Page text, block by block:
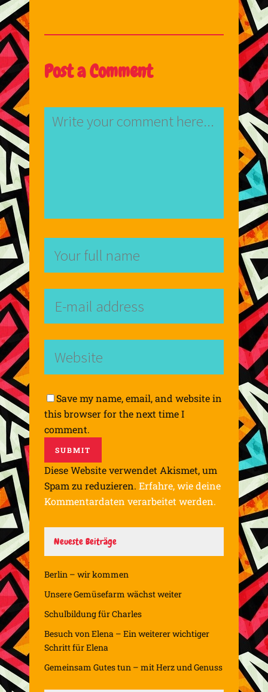
Post a Comment
Save my name, email, and website in
this browser for the next time I
comment.
Diese Website verwendet Akismet, um
Spam zu reduzieren. Erfahre, wie deine
Kommentardaten verarbeitet werden.
Neueste Beiträge
Berlin – wir kommen
Unsere Gemüsefarm wächst weiter
Schulbildung für Charles
Besuch von Elena – Ein weiterer wichtiger
Schritt für Elena
Gemeinsam Gutes tun – mit Herz und Genuss